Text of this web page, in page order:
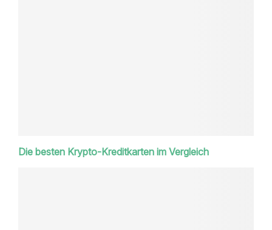
Die besten Krypto-Kreditkarten im Vergleich